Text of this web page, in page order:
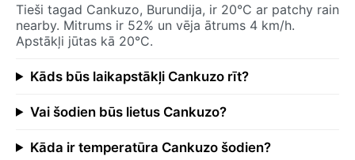
Tieši tagad Cankuzo, Burundija, ir 20°C ar patchy rain
nearby. Mitrums ir 52% un vēja ātrums 4 km/h.
Apstākļi jūtas kā 20°C.
Kāds būs laikapstākļi Cankuzo rīt?
Vai šodien būs lietus Cankuzo?
Kāda ir temperatūra Cankuzo šodien?